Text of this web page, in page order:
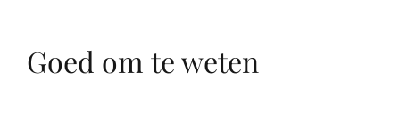
Goed om te weten